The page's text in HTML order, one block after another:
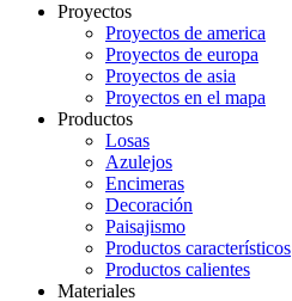
Proyectos
Proyectos de america
Proyectos de europa
Proyectos de asia
Proyectos en el mapa
Productos
Losas
Azulejos
Encimeras
Decoración
Paisajismo
Productos característicos
Productos calientes
Materiales